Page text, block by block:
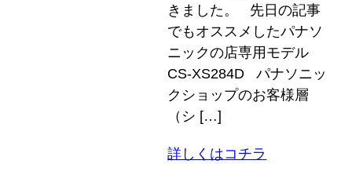
きました。 先日の記事
でもオススメしたパナソ
ニックの店専用モデル
CS-XS284D パナソニッ
クショップのお客様層
（シ […]
詳しくはコチラ